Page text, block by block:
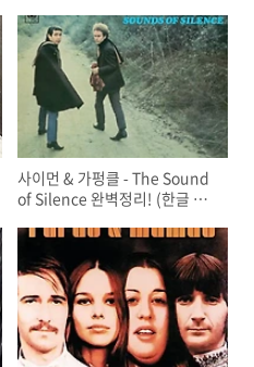
사이먼 & 가펑클 - The Sound
of Silence 완벽정리! (한글 가
기)